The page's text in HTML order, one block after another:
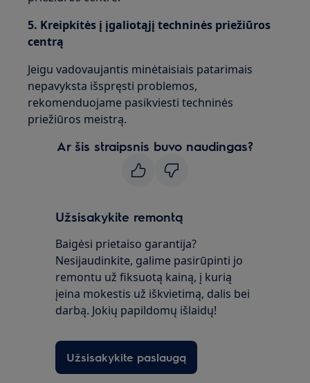
5. Kreipkitės į įgaliotąjį techninės priežiūros
centrą
Jeigu vadovaujantis minėtaisiais patarimais
nepavyksta išspręsti problemos,
rekomenduojame pasikviesti techninės
priežiūros meistrą.
Ar šis straipsnis buvo naudingas?
Užsisakykite remontą
Baigėsi prietaiso garantija?
Nesijaudinkite, galime pasirūpinti jo
remontu už fiksuotą kainą, į kurią
įeina mokestis už iškvietimą, dalis bei
darbą. Jokių papildomų išlaidų!
Užsisakykite paslaugą